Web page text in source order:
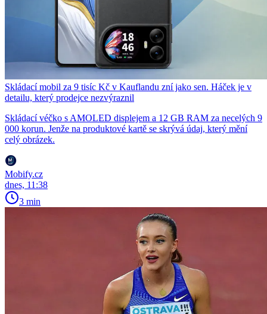
Skládací mobil za 9 tisíc Kč v Kauflandu zní jako sen. Háček je v
detailu, který prodejce nezvýraznil
Skládací véčko s AMOLED displejem a 12 GB RAM za necelých 9
000 korun. Jenže na produktové kartě se skrývá údaj, který mění
celý obrázek.
Mobify.cz
dnes, 11:38
3 min